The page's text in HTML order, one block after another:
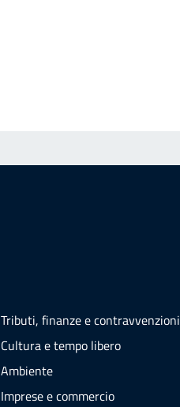
Tributi, finanze e contravvenzioni
Cultura e tempo libero
Ambiente
Imprese e commercio